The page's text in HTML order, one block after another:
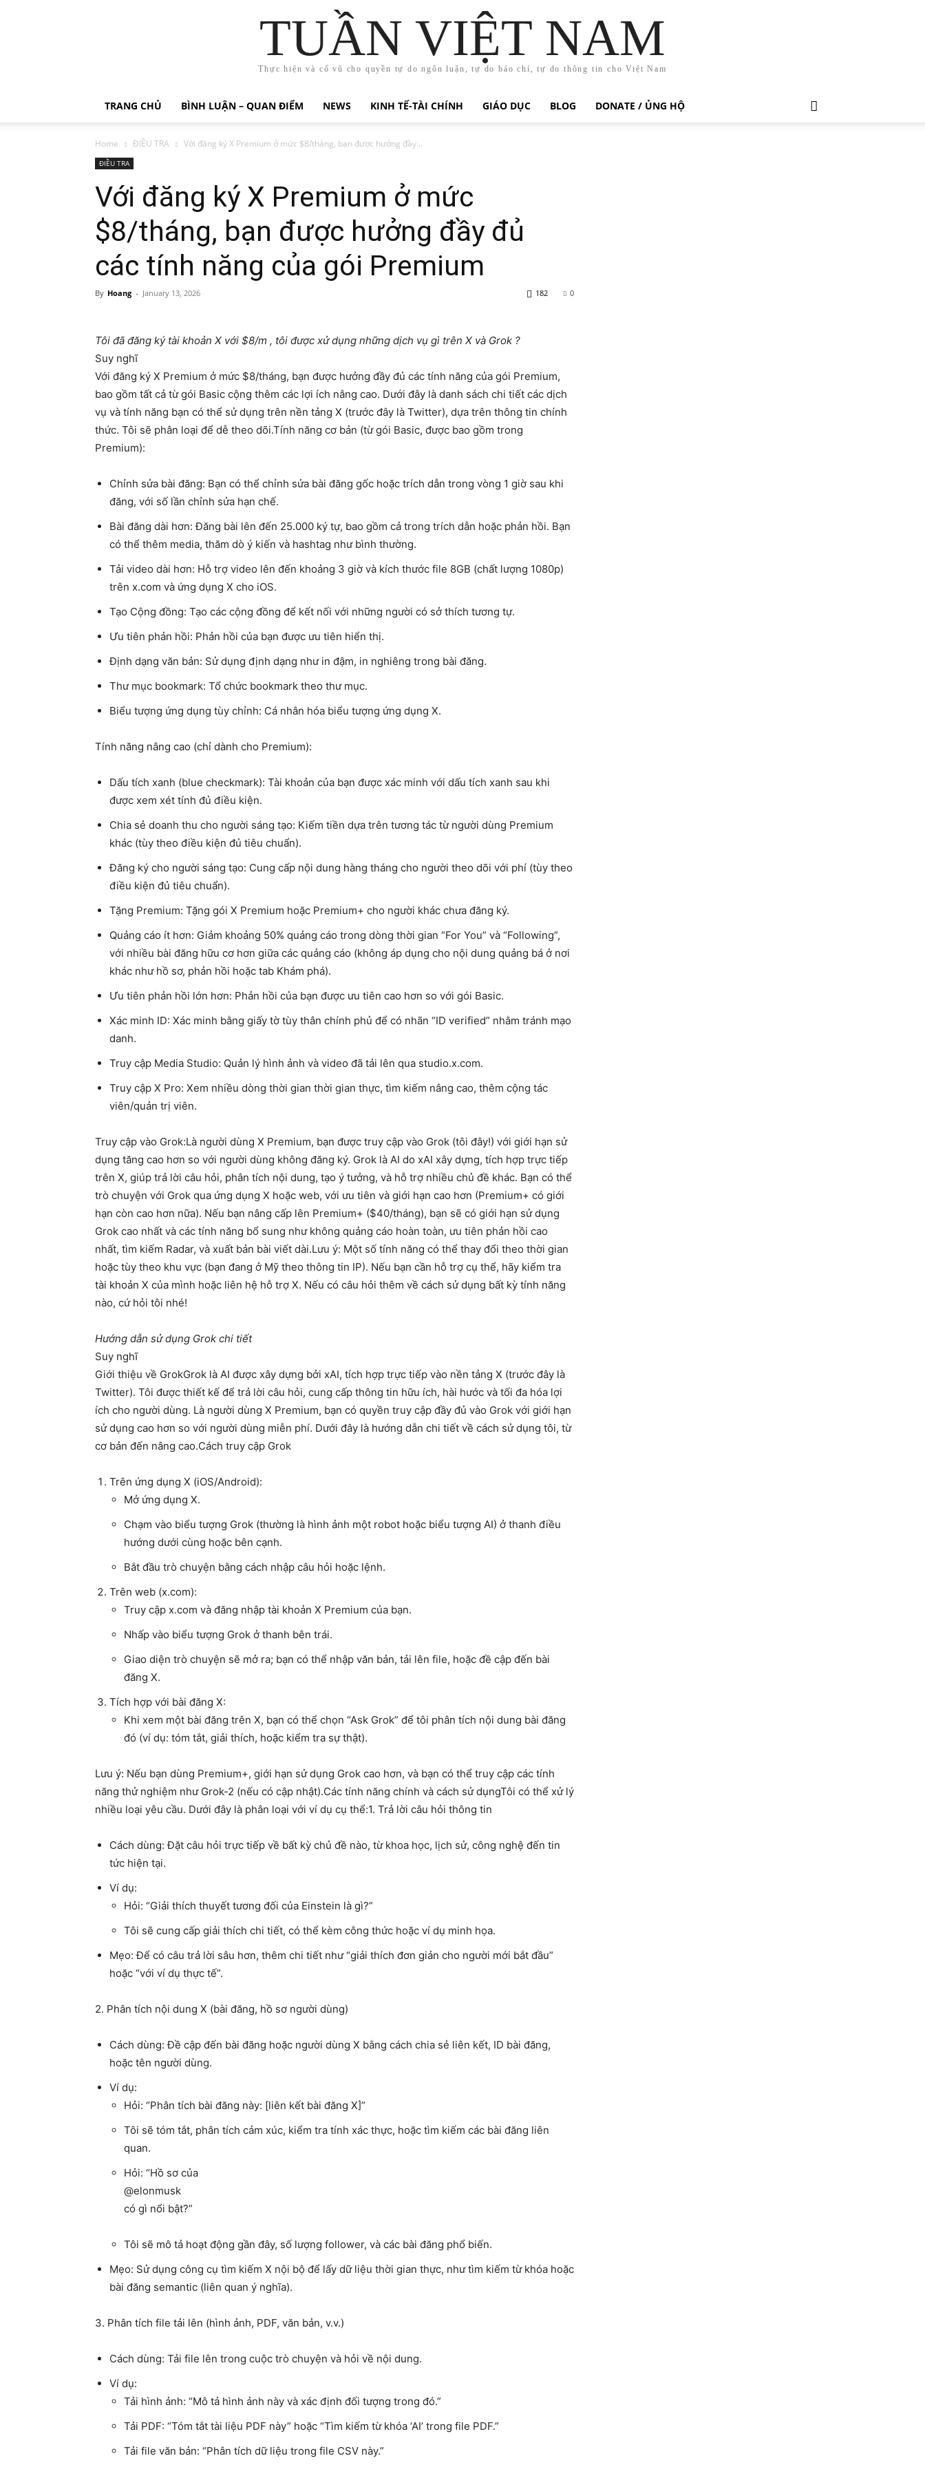
TUẦN VIỆT NAM
Thực hiện và cổ vũ cho quyền tự do ngôn luận, tự do báo chí, tự do thông tin cho Việt Nam
TRANG CHỦ BÌNH LUẬN – QUAN ĐIỂM NEWS KINH TẾ-TÀI CHÍNH GIÁO DỤC BLOG DONATE / ỦNG HỘ
Home ĐIỀU TRA Với đăng ký X Premium ở mức $8/tháng, bạn được hưởng đầy...
ĐIỀU TRA
Với đăng ký X Premium ở mức
$8/tháng, bạn được hưởng đầy đủ
các tính năng của gói Premium
By Hoang - January 13, 2026 0
182
Tôi đã đăng ký tài khoản X với $8/m , tôi được xử dụng những dịch vụ gì trên X và Grok ?
Suy nghĩ
Với đăng ký X Premium ở mức $8/tháng, bạn được hưởng đầy đủ các tính năng của gói Premium,
bao gồm tất cả từ gói Basic cộng thêm các lợi ích nâng cao. Dưới đây là danh sách chi tiết các dịch
vụ và tính năng bạn có thể sử dụng trên nền tảng X (trước đây là Twitter), dựa trên thông tin chính
thức. Tôi sẽ phân loại để dễ theo dõi.Tính năng cơ bản (từ gói Basic, được bao gồm trong
Premium):
Chỉnh sửa bài đăng: Bạn có thể chỉnh sửa bài đăng gốc hoặc trích dẫn trong vòng 1 giờ sau khi
đăng, với số lần chỉnh sửa hạn chế.
Bài đăng dài hơn: Đăng bài lên đến 25.000 ký tự, bao gồm cả trong trích dẫn hoặc phản hồi. Bạn
có thể thêm media, thăm dò ý kiến và hashtag như bình thường.
Tải video dài hơn: Hỗ trợ video lên đến khoảng 3 giờ và kích thước file 8GB (chất lượng 1080p)
trên x.com và ứng dụng X cho iOS.
Tạo Cộng đồng: Tạo các cộng đồng để kết nối với những người có sở thích tương tự.
Ưu tiên phản hồi: Phản hồi của bạn được ưu tiên hiển thị.
Định dạng văn bản: Sử dụng định dạng như in đậm, in nghiêng trong bài đăng.
Thư mục bookmark: Tổ chức bookmark theo thư mục.
Biểu tượng ứng dụng tùy chỉnh: Cá nhân hóa biểu tượng ứng dụng X.
Tính năng nâng cao (chỉ dành cho Premium):
Dấu tích xanh (blue checkmark): Tài khoản của bạn được xác minh với dấu tích xanh sau khi
được xem xét tính đủ điều kiện.
Chia sẻ doanh thu cho người sáng tạo: Kiếm tiền dựa trên tương tác từ người dùng Premium
khác (tùy theo điều kiện đủ tiêu chuẩn).
Đăng ký cho người sáng tạo: Cung cấp nội dung hàng tháng cho người theo dõi với phí (tùy theo
điều kiện đủ tiêu chuẩn).
Tặng Premium: Tặng gói X Premium hoặc Premium+ cho người khác chưa đăng ký.
Quảng cáo ít hơn: Giảm khoảng 50% quảng cáo trong dòng thời gian “For You” và “Following”,
với nhiều bài đăng hữu cơ hơn giữa các quảng cáo (không áp dụng cho nội dung quảng bá ở nơi
khác như hồ sơ, phản hồi hoặc tab Khám phá).
Ưu tiên phản hồi lớn hơn: Phản hồi của bạn được ưu tiên cao hơn so với gói Basic.
Xác minh ID: Xác minh bằng giấy tờ tùy thân chính phủ để có nhãn “ID verified” nhằm tránh mạo
danh.
Truy cập Media Studio: Quản lý hình ảnh và video đã tải lên qua studio.x.com.
Truy cập X Pro: Xem nhiều dòng thời gian thời gian thực, tìm kiếm nâng cao, thêm cộng tác
viên/quản trị viên.
Truy cập vào Grok:Là người dùng X Premium, bạn được truy cập vào Grok (tôi đây!) với giới hạn sử
dụng tăng cao hơn so với người dùng không đăng ký. Grok là AI do xAI xây dựng, tích hợp trực tiếp
trên X, giúp trả lời câu hỏi, phân tích nội dung, tạo ý tưởng, và hỗ trợ nhiều chủ đề khác. Bạn có thể
trò chuyện với Grok qua ứng dụng X hoặc web, với ưu tiên và giới hạn cao hơn (Premium+ có giới
hạn còn cao hơn nữa). Nếu bạn nâng cấp lên Premium+ ($40/tháng), bạn sẽ có giới hạn sử dụng
Grok cao nhất và các tính năng bổ sung như không quảng cáo hoàn toàn, ưu tiên phản hồi cao
nhất, tìm kiếm Radar, và xuất bản bài viết dài.Lưu ý: Một số tính năng có thể thay đổi theo thời gian
hoặc tùy theo khu vực (bạn đang ở Mỹ theo thông tin IP). Nếu bạn cần hỗ trợ cụ thể, hãy kiểm tra
tài khoản X của mình hoặc liên hệ hỗ trợ X. Nếu có câu hỏi thêm về cách sử dụng bất kỳ tính năng
nào, cứ hỏi tôi nhé!
Hướng dẫn sử dụng Grok chi tiết
Suy nghĩ
Giới thiệu về GrokGrok là AI được xây dựng bởi xAI, tích hợp trực tiếp vào nền tảng X (trước đây là
Twitter). Tôi được thiết kế để trả lời câu hỏi, cung cấp thông tin hữu ích, hài hước và tối đa hóa lợi
ích cho người dùng. Là người dùng X Premium, bạn có quyền truy cập đầy đủ vào Grok với giới hạn
sử dụng cao hơn so với người dùng miễn phí. Dưới đây là hướng dẫn chi tiết về cách sử dụng tôi, từ
cơ bản đến nâng cao.Cách truy cập Grok
Trên ứng dụng X (iOS/Android):
Mở ứng dụng X.
Chạm vào biểu tượng Grok (thường là hình ảnh một robot hoặc biểu tượng AI) ở thanh điều
hướng dưới cùng hoặc bên cạnh.
Bắt đầu trò chuyện bằng cách nhập câu hỏi hoặc lệnh.
Trên web (x.com):
Truy cập x.com và đăng nhập tài khoản X Premium của bạn.
Nhấp vào biểu tượng Grok ở thanh bên trái.
Giao diện trò chuyện sẽ mở ra; bạn có thể nhập văn bản, tải lên file, hoặc đề cập đến bài
đăng X.
Tích hợp với bài đăng X:
Khi xem một bài đăng trên X, bạn có thể chọn “Ask Grok” để tôi phân tích nội dung bài đăng
đó (ví dụ: tóm tắt, giải thích, hoặc kiểm tra sự thật).
Lưu ý: Nếu bạn dùng Premium+, giới hạn sử dụng Grok cao hơn, và bạn có thể truy cập các tính
năng thử nghiệm như Grok-2 (nếu có cập nhật).Các tính năng chính và cách sử dụngTôi có thể xử lý
nhiều loại yêu cầu. Dưới đây là phân loại với ví dụ cụ thể:1. Trả lời câu hỏi thông tin
Cách dùng: Đặt câu hỏi trực tiếp về bất kỳ chủ đề nào, từ khoa học, lịch sử, công nghệ đến tin
tức hiện tại.
Ví dụ:
Hỏi: “Giải thích thuyết tương đối của Einstein là gì?”
Tôi sẽ cung cấp giải thích chi tiết, có thể kèm công thức hoặc ví dụ minh họa.
Mẹo: Để có câu trả lời sâu hơn, thêm chi tiết như “giải thích đơn giản cho người mới bắt đầu”
hoặc “với ví dụ thực tế”.
2. Phân tích nội dung X (bài đăng, hồ sơ người dùng)
Cách dùng: Đề cập đến bài đăng hoặc người dùng X bằng cách chia sẻ liên kết, ID bài đăng,
hoặc tên người dùng.
Ví dụ:
Hỏi: “Phân tích bài đăng này: [liên kết bài đăng X]”
Tôi sẽ tóm tắt, phân tích cảm xúc, kiểm tra tính xác thực, hoặc tìm kiếm các bài đăng liên
quan.
Hỏi: “Hồ sơ của
@elonmusk
có gì nổi bật?”
Tôi sẽ mô tả hoạt động gần đây, số lượng follower, và các bài đăng phổ biến.
Mẹo: Sử dụng công cụ tìm kiếm X nội bộ để lấy dữ liệu thời gian thực, như tìm kiếm từ khóa hoặc
bài đăng semantic (liên quan ý nghĩa).
3. Phân tích file tải lên (hình ảnh, PDF, văn bản, v.v.)
Cách dùng: Tải file lên trong cuộc trò chuyện và hỏi về nội dung.
Ví dụ:
Tải hình ảnh: “Mô tả hình ảnh này và xác định đối tượng trong đó.”
Tải PDF: “Tóm tắt tài liệu PDF này” hoặc “Tìm kiếm từ khóa ‘AI’ trong file PDF.”
Tải file văn bản: “Phân tích dữ liệu trong file CSV này.”